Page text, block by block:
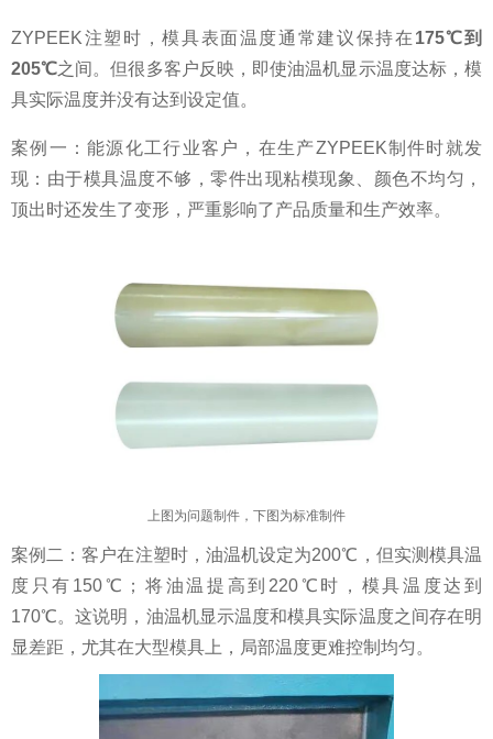
ZYPEEK注塑时，模具表面温度通常建议保持在 175℃到
205℃之间。但很多客户反映，即使油温机显示温度达标，模
具实际温度并没有达到设定值。
案例一：能源化工行业客户，在生产ZYPEEK制件时就发
现：由于模具温度不够，零件出现粘模现象、颜色不均匀，
顶出时还发生了变形，严重影响了产品质量和生产效率。
上图为问题制件，下图为标准制件
案例二：客户在注塑时，油温机设定为200℃，但实测模具温
度只有150℃；将油温提高到220℃时，模具温度达到
170℃。这说明，油温机显示温度和模具实际温度之间存在明
显差距，尤其在大型模具上，局部温度更难控制均匀。